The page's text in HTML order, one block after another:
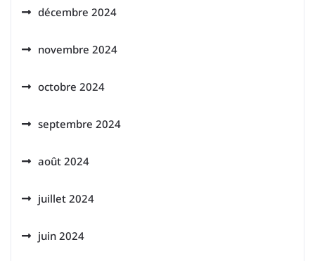
décembre 2024
novembre 2024
octobre 2024
septembre 2024
août 2024
juillet 2024
juin 2024